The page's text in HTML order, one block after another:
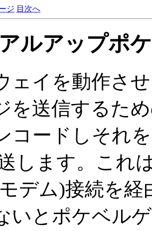
ジ 目次へ
ルアップポ
ェイを動作さ
を送信するた
コードしそれ
します。これ
デム)接続を
いとポケベル